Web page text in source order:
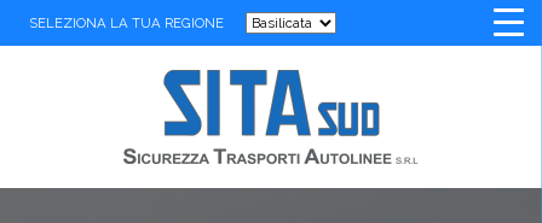
SELEZIONA LA TUA REGIONE